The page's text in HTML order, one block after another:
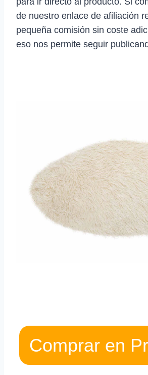
de nuestro enlace de afiliación
pequeña comisión sin coste
eso nos permite seguir
Comprar en